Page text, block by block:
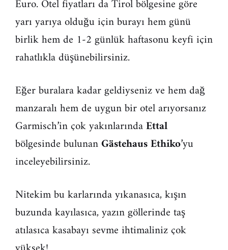
Euro. Otel fiyatları da Tirol bölgesine göre
yarı yarıya olduğu için burayı hem günü
birlik hem de 1-2 günlük haftasonu keyfi için
rahatlıkla düşünebilirsiniz.
Eğer buralara kadar geldiyseniz ve hem dağ
manzaralı hem de uygun bir otel arıyorsanız
Garmisch’in çok yakınlarındaEttal
bölgesinde bulunanGästehaus Ethiko’yu
inceleyebilirsiniz.
Nitekim bu karlarında yıkanasıca, kışın
buzunda kayılasıca, yazın göllerinde taş
atılasıca kasabayı sevme ihtimaliniz çok